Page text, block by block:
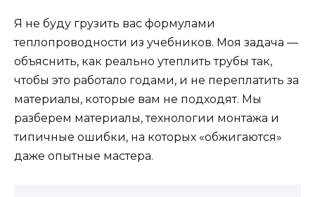
Я не буду грузить вас формулами
теплопроводности из учебников. Моя задача —
объяснить, как реально утеплить трубы так,
чтобы это работало годами, и не переплатить за
материалы, которые вам не подходят. Мы
разберем материалы, технологии монтажа и
типичные ошибки, на которых «обжигаются»
даже опытные мастера.